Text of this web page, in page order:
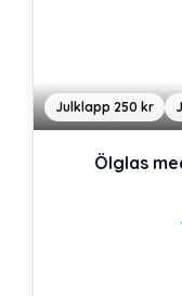
Julklapp 250 kr
Ölglas